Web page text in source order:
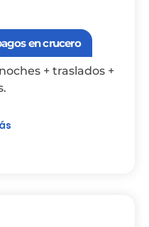
en crucero
+ traslados +